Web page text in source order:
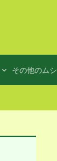
その他のムシ